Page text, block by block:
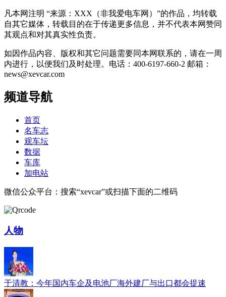
凡本网注明 “来源：XXX（非我爱电车网）”的作品，均转载
自其它媒体，转载目的在于传递更多信息，并不代表本网赞同
其观点和对其真实性负责。
如因作品内容、版权和其它问题需要同本网联系的，请在一周
内进行，以便我们及时处理。电话：400-6197-660-2 邮箱：
news@xevcar.com
频道导航
首页
名车志
观车坛
数据
车库
加电站
微信公众平台：搜索“xevcar”或扫描下面的二维码
人物
于清教：今年国内车企及电池厂海外建厂与出口都会提速